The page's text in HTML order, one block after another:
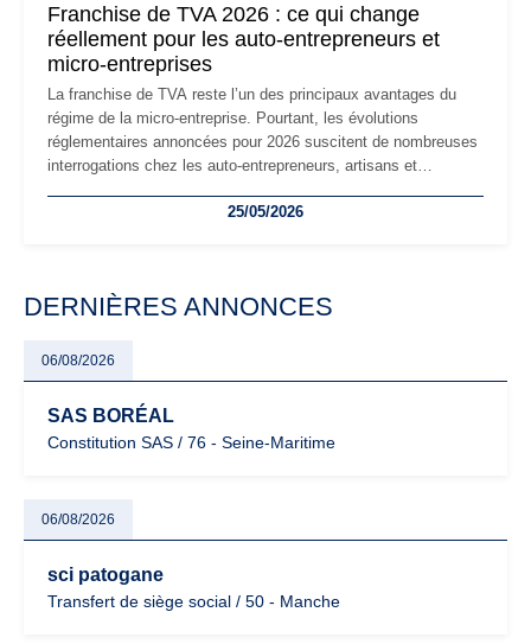
Franchise de TVA 2026 : ce qui change
réellement pour les auto-entrepreneurs et
micro-entreprises
La franchise de TVA reste l’un des principaux avantages du
régime de la micro-entreprise. Pourtant, les évolutions
réglementaires annoncées pour 2026 suscitent de nombreuses
interrogations chez les auto-entrepreneurs, artisans et
facturation ou risque de bascule vers la TVA : les règles
25/05/2026
DERNIÈRES ANNONCES
06/08/2026
SAS BORÉAL
Constitution SAS / 76 - Seine-Maritime
06/08/2026
sci patogane
Transfert de siège social / 50 - Manche